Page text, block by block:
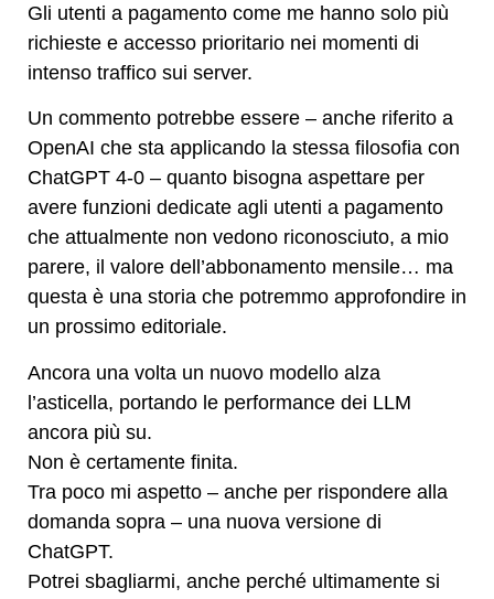
Gli utenti a pagamento come me hanno solo più
richieste e accesso prioritario nei momenti di
intenso traffico sui server.
Un commento potrebbe essere – anche riferito a
OpenAI che sta applicando la stessa filosofia con
ChatGPT 4-0 – quanto bisogna aspettare per
avere funzioni dedicate agli utenti a pagamento
che attualmente non vedono riconosciuto, a mio
parere, il valore dell’abbonamento mensile… ma
questa è una storia che potremmo approfondire in
un prossimo editoriale.
Ancora una volta un nuovo modello alza
l’asticella, portando le performance dei LLM
ancora più su.
Non è certamente finita.
Tra poco mi aspetto – anche per rispondere alla
domanda sopra – una nuova versione di
ChatGPT.
Potrei sbagliarmi, anche perché ultimamente si